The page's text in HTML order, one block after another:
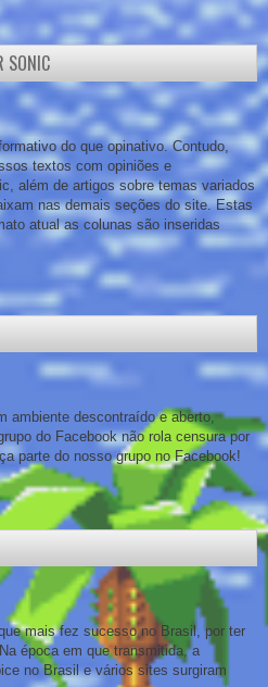
SONIC
do que opinativo. Contudo,
textos com opiniões e
além de artigos sobre temas variados
nas demais seções do site. Estas
atual as colunas são inseridas
ambiente descontraído e aberto,
do Facebook não rola censura por
parte do nosso grupo no Facebook!
mais fez sucesso no Brasil, por ter
época em que transmitida, a
no Brasil e vários sites surgiram